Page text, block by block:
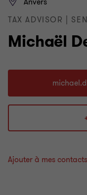
Michaël
TAX ADVISOR |
Ajouter à mes contacts